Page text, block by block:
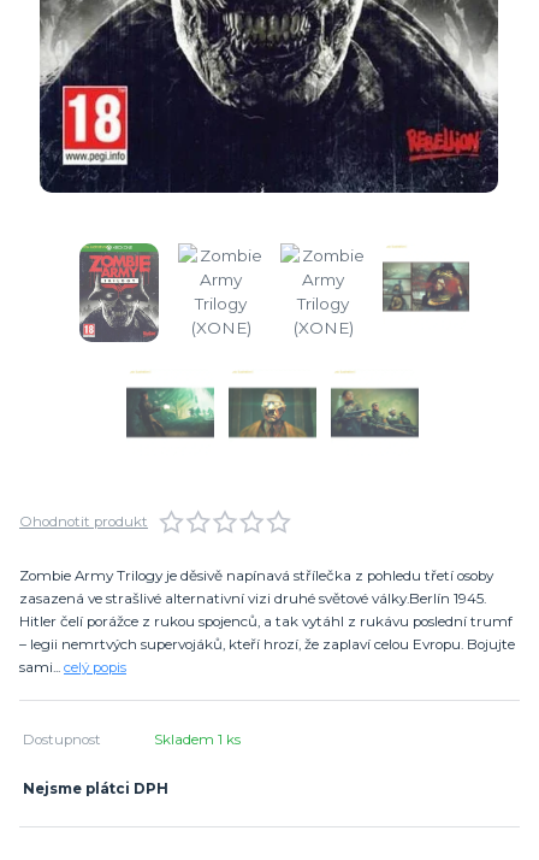
Ohodnotit produkt
Zombie Army Trilogy je děsivě napínavá střílečka z pohledu třetí osoby
zasazená ve strašlivé alternativní vizi druhé světové války.Berlín 1945.
Hitler čelí porážce z rukou spojenců, a tak vytáhl z rukávu poslední trumf
– legii nemrtvých supervojáků, kteří hrozí, že zaplaví celou Evropu. Bojujte
sami... celý popis
Dostupnost Skladem 1 ks
Nejsme plátci DPH